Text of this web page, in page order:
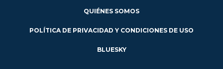
QUIÉNES SOMOS
POLÍTICA DE PRIVACIDAD Y CONDICIONES DE USO
BLUESKY